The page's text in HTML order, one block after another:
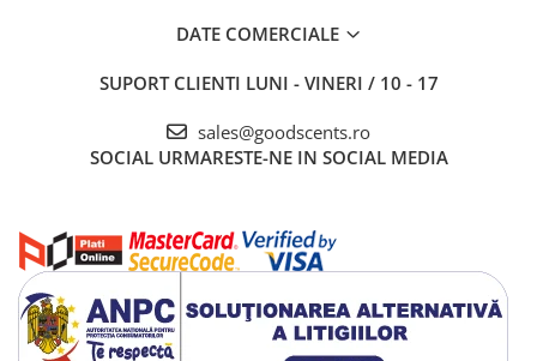
DATE COMERCIALE
SUPORT CLIENTI LUNI - VINERI / 10 - 17
sales@goodscents.ro
SOCIAL URMARESTE-NE IN SOCIAL MEDIA